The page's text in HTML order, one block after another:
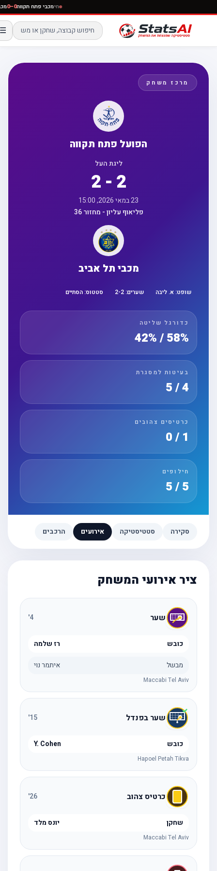
חימכבי פתח תקווה0–0
☰
מרכז משחק
הפועל פתח תקווה
ליגת העל
2 - 2
23 במאי 2026, 15:00
פליאוף עליון - מחזור 36
מכבי תל אביב
שופט:א. ליבה שערים: 2 -2 סטטוס:הסתיים
כדורגל שליטה
58% / 42%
בעיטות למסגרת
כרטיסים צהובים
חילופים
סקירה סטטיסטיקה אירועים הרכבים
ציר אירועי המשחק
שער
כובש רז שלמה
מבשל איתמר נוי
Maccabi Tel Aviv
שער בפנדל 15
'
כובש Y. Cohen
Hapoel Petah Tikva
כרטיס צהוב 26
'
שחקן יונס מלד
Maccabi Tel Aviv